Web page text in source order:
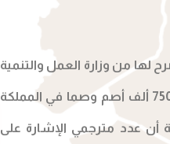
من وزارة العمل والتنمية
الاجتماعية تحت الرقم 1002 وتسعى لخدمة 750 ألف أصم وصما في المملكة
أن عدد مترجمي الإشارة على